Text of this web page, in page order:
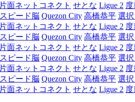
片面ネットコネクト せとな Ligue 2
スピード脳 Quezon City 高橋恭平 選
片面ネットコネクト せとな Ligue 2
スピード脳 Quezon City 高橋恭平 選
片面ネットコネクト せとな Ligue 2
スピード脳 Quezon City 高橋恭平 選
片面ネットコネクト せとな Ligue 2
スピード脳 Quezon City 高橋恭平 選
片面ネットコネクト せとな Ligue 2